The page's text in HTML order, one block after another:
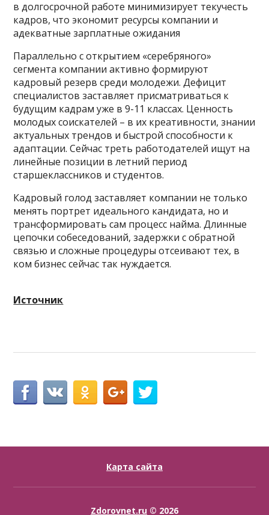
в долгосрочной работе минимизирует текучесть
кадров, что экономит ресурсы компании и
адекватные зарплатные ожидания
Параллельно с открытием «серебряного»
сегмента компании активно формируют
кадровый резерв среди молодежи. Дефицит
специалистов заставляет присматриваться к
будущим кадрам уже в 9-11 классах. Ценность
молодых соискателей – в их креативности, знании
актуальных трендов и быстрой способности к
адаптации. Сейчас треть работодателей ищут на
линейные позиции в летний период
старшеклассников и студентов.
Кадровый голод заставляет компании не только
менять портрет идеального кандидата, но и
трансформировать сам процесс найма. Длинные
цепочки собеседований, задержки с обратной
связью и сложные процедуры отсеивают тех, в
ком бизнес сейчас так нуждается.
Источник
Карта сайта
Zdorovnet.ru © 2026